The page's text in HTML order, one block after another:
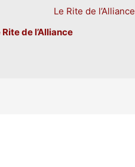
Le Rite de l’Alliance
Rite de l’Alliance